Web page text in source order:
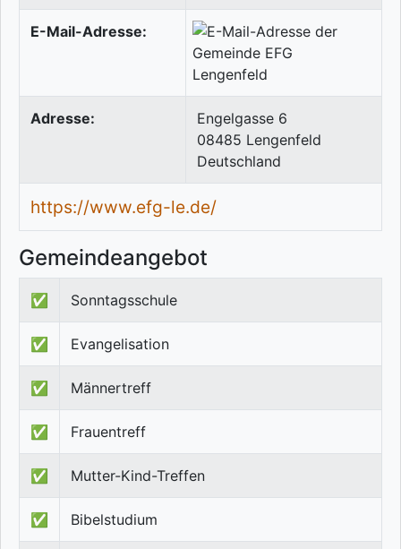
E-Mail-Adresse:
Adresse:
Engelgasse 6
08485 Lengenfeld
Deutschland
https://www.efg-le.de/
Gemeindeangebot
✅ Sonntagsschule
✅ Evangelisation
✅ Männertreff
✅ Frauentreff
✅ Mutter-Kind-Treffen
✅ Bibelstudium